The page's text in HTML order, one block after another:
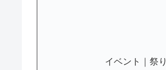
イベント｜祭り